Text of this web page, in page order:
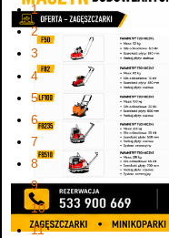
1
2
3
4
5
6
7
8
9
10
11